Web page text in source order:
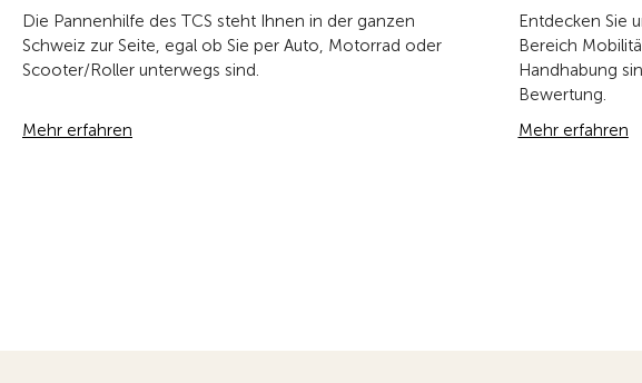
Die Pannenhilfe des TCS steht Ihnen in der ganzen
Schweiz zur Seite, egal ob Sie per Auto, Motorrad oder
Scooter/Roller unterwegs sind.
Mehr erfahren
Entdecken Sie
Bereich
Handhabung
Bewertung.
Mehr erfahren